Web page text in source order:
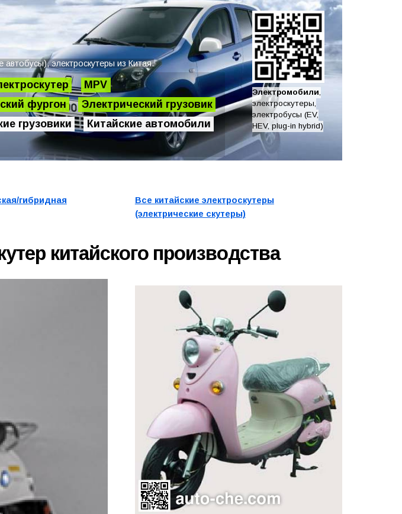
электроскутеры из Китая.
MPV
фургон
Электрический грузовик
грузовики
Китайские автомобили
Электромобили,
электроскутеры,
электробусы (EV,
HEV, plug-in hybrid)
гибридная
Все китайские электроскутеры
(электрические скутеры)
китайского производства